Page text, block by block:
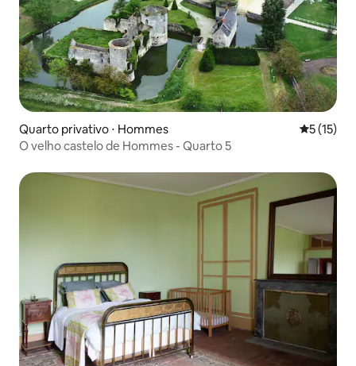
Quarto privativo ⋅ Hommes 5 de uma
5 (15)
O velho castelo de Hommes - Quarto 5